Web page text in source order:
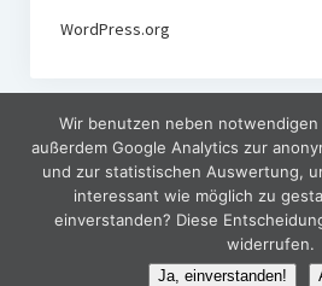
WordPress.org
Wir benutzen neben
außerdem Google Analytics zur
und zur statistischen Auswertung,
interessant wie möglich zu
einverstanden? Diese
widerrufen.
Ja, einverstanden!